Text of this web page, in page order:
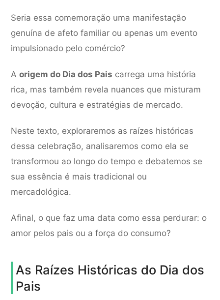
Seria essa comemoração uma manifestação
genuína de afeto familiar ou apenas um evento
impulsionado pelo comércio?
Aorigem do Dia dos Pais carrega uma história
rica, mas também revela nuances que misturam
devoção, cultura e estratégias de mercado.
Neste texto, exploraremos as raízes históricas
dessa celebração, analisaremos como ela se
transformou ao longo do tempo e debatemos se
sua essência é mais tradicional ou
mercadológica.
Afinal, o que faz uma data como essa perdurar: o
amor pelos pais ou a força do consumo?
As Raízes Históricas do Dia dos
Pais